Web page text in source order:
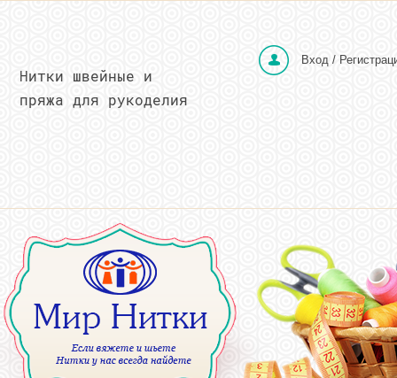
Вход /
Нитки швейные и
пряжа для рукоделия